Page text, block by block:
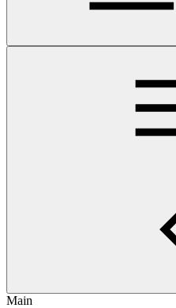
Main